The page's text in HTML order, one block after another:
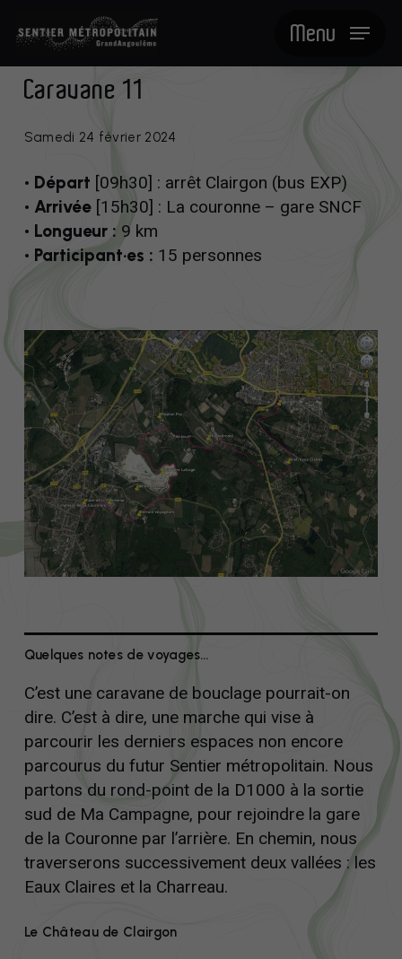
content
Menu
Caravane 11
Samedi 24 février 2024
• Départ [09h30] : arrêt Clairgon (bus EXP)
• Arrivée [15h30] : La couronne – gare SNCF
• Longueur : 9 km
• Participant·es : 15 personnes
Quelques notes de voyages…
C’est une caravane de bouclage pourrait-on
dire. C’est à dire, une marche qui vise à
parcourir les derniers espaces non encore
parcourus du futur Sentier métropolitain. Nous
partons du rond-point de la D1000 à la sortie
sud de Ma Campagne, pour rejoindre la gare
de la Couronne par l’arrière. En chemin, nous
traverserons successivement deux vallées : les
Eaux Claires et la Charreau.
Le Château de Clairgon